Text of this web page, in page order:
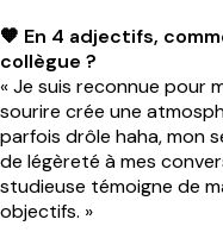
🧡 En 4 adjectifs,
collègue ?
« Je suis reconnue pour
sourire crée une
parfois drôle haha, mon
de légèreté à mes
studieuse témoigne de
objectifs. »